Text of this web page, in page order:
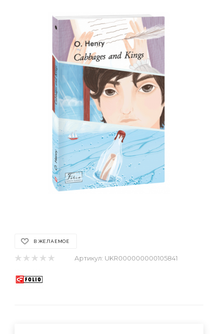
В ЖЕЛАЕМОЕ
Артикул: UKR000000000105841